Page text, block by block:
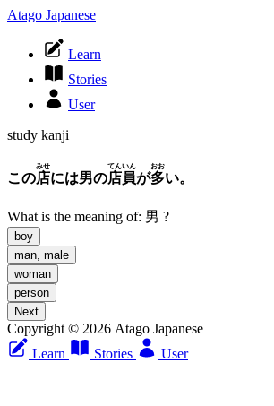
Atago Japanese
Learn
Stories
User
study kanji
この店
みせ
には男の店員
てんいん
が多
おお
い。
What is the meaning of: 男 ?
boy
man, male
woman
person
Next
Copyright © 2026 Atago Japanese
Learn
Stories User